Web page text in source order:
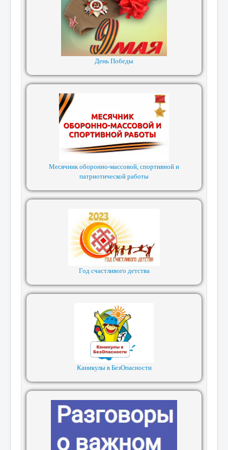
День Победы
Месячник оборонно-массовой, спортивной и
патриотической работы
Год счастливого детства
Каникулы в БезОпасности